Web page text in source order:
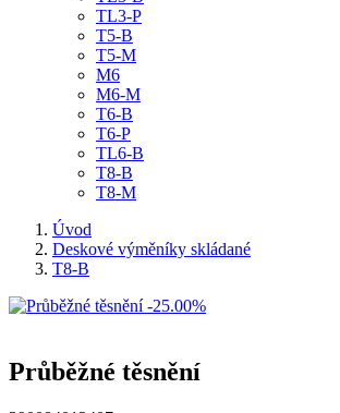
TL3-P
T5-B
T5-M
M6
M6-M
T6-B
T6-P
TL6-B
T8-B
T8-M
Úvod
Deskové výměníky skládané
T8-B
-25.00%
Průběžné těsnění